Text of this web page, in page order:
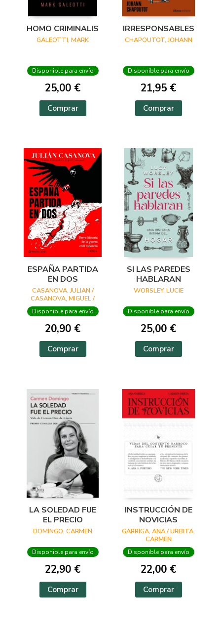
HOMO CRIMINALIS
GALEOTTI, MARK
Disponible para envío
25,00 €
Comprar
IRRESPONSABLES
CHAPOUTOT, JOHANN
Disponible para envío
21,95 €
Comprar
ESPAÑA PARTIDA
EN DOS
CASANOVA, JULIAN /
CASANOVA, MIGUEL /
ESQUEMBRE, CARLES
Disponible para envío
20,90 €
Comprar
SI LAS PAREDES
HABLARAN
WORSLEY, LUCIE
Disponible para envío
25,00 €
Comprar
LA SOLEDAD FUE
EL PRECIO
DOMINGO, CARMEN
Disponible para envío
22,90 €
Comprar
INSTRUCCIÓN DE
NOVICIAS
GARRIGA, ANA / URBITA,
CARMEN
Disponible para envío
22,00 €
Comprar